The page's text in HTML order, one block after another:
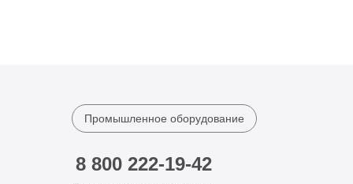
Промышленное оборудование
8 800 222-19-42